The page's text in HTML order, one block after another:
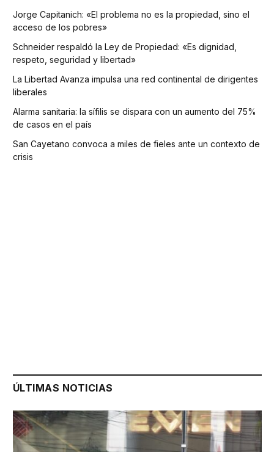
Jorge Capitanich: «El problema no es la propiedad, sino el
acceso de los pobres»
Schneider respaldó la Ley de Propiedad: «Es dignidad,
respeto, seguridad y libertad»
La Libertad Avanza impulsa una red continental de dirigentes
liberales
Alarma sanitaria: la sífilis se dispara con un aumento del 75%
de casos en el país
San Cayetano convoca a miles de fieles ante un contexto de
crisis
ÚLTIMAS NOTICIAS